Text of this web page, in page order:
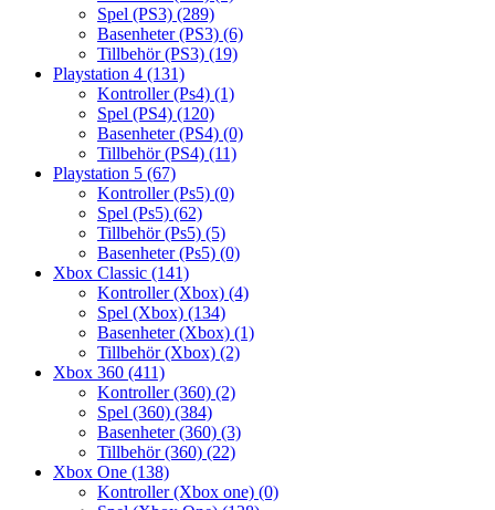
Spel (PS3) (289)
Basenheter (PS3) (6)
Tillbehör (PS3) (19)
Playstation 4 (131)
Kontroller (Ps4) (1)
Spel (PS4) (120)
Basenheter (PS4) (0)
Tillbehör (PS4) (11)
Playstation 5 (67)
Kontroller (Ps5) (0)
Spel (Ps5) (62)
Tillbehör (Ps5) (5)
Basenheter (Ps5) (0)
Xbox Classic (141)
Kontroller (Xbox) (4)
Spel (Xbox) (134)
Basenheter (Xbox) (1)
Tillbehör (Xbox) (2)
Xbox 360 (411)
Kontroller (360) (2)
Spel (360) (384)
Basenheter (360) (3)
Tillbehör (360) (22)
Xbox One (138)
Kontroller (Xbox one) (0)